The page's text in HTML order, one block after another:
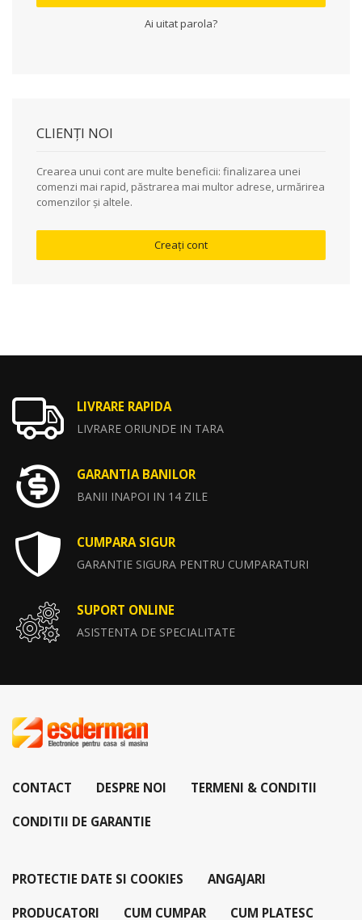
Ai uitat parola?
CLIENȚI NOI
Crearea unui cont are multe beneficii: finalizarea unei
comenzi mai rapid, păstrarea mai multor adrese, urmărirea
comenzilor și altele.
Creați cont
LIVRARE RAPIDA
LIVRARE ORIUNDE IN TARA
GARANTIA BANILOR
BANII INAPOI IN 14 ZILE
CUMPARA SIGUR
GARANTIE SIGURA PENTRU CUMPARATURI
SUPORT ONLINE
ASISTENTA DE SPECIALITATE
CONTACT DESPRE NOI TERMENI & CONDITII
CONDITII DE GARANTIE
PROTECTIE DATE SI COOKIES ANGAJARI
PRODUCATORI CUM CUMPAR CUM PLATESC